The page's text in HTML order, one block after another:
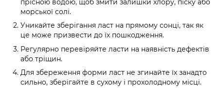
прісною водою, щоб змити залишки хлору, піску або
морської солі.
Уникайте зберігання ласт на прямому сонці, так як
це може призвести до їх пошкодження.
Регулярно перевіряйте ласти на наявність дефектів
або тріщин.
Для збереження форми ласт не згинайте їх занадто
сильно, зберігайте в сухому і прохолодному місці.